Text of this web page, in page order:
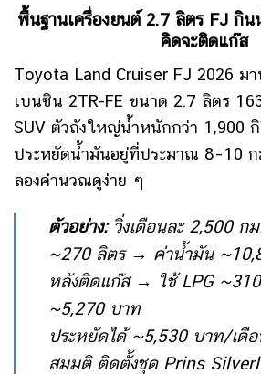
พื้นฐานเครื่องยนต์ 2.7 ลิตร FJ กิ
คิดจะติดแก๊ส
Toyota Land Cruiser FJ 2026 ม
เบนซิน 2TR-FE ขนาด 2.7 ลิตร
SUV ตัวถังใหญ่น้ำหนักกว่า 1,900
ประหยัดน้ำมันอยู่ที่ประมาณ 8–10 ก
ลองคำนวณดูง่าย ๆ
ตัวอย่าง: วิ่งเดือนละ 2,500
~270 ลิตร → ค่าน้ำมัน
หลังติดแก๊ส → ใช้ LPG
~5,270 บาท
ประหยัดได้ ~5,530 บาท/เดื
สมมติ ติดตั้งชุด Prins